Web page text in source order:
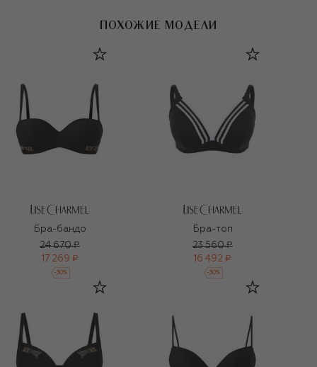
ПОХОЖИЕ МОДЕЛИ
Бра-бандо
24 670 ₽
17 269 ₽
-30%
Бра-топ
23 560 ₽
16 492 ₽
-30%